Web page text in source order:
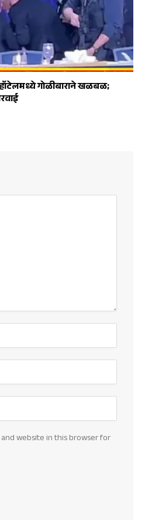
हॉटेलमध्ये गोळीबाराने खळबळ;
and website in this browser for